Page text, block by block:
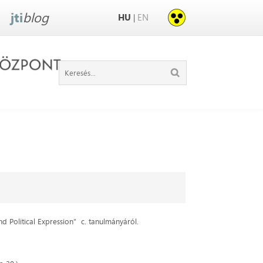
jtiblog HU | EN
Political Expression” c. tanulmányáról.